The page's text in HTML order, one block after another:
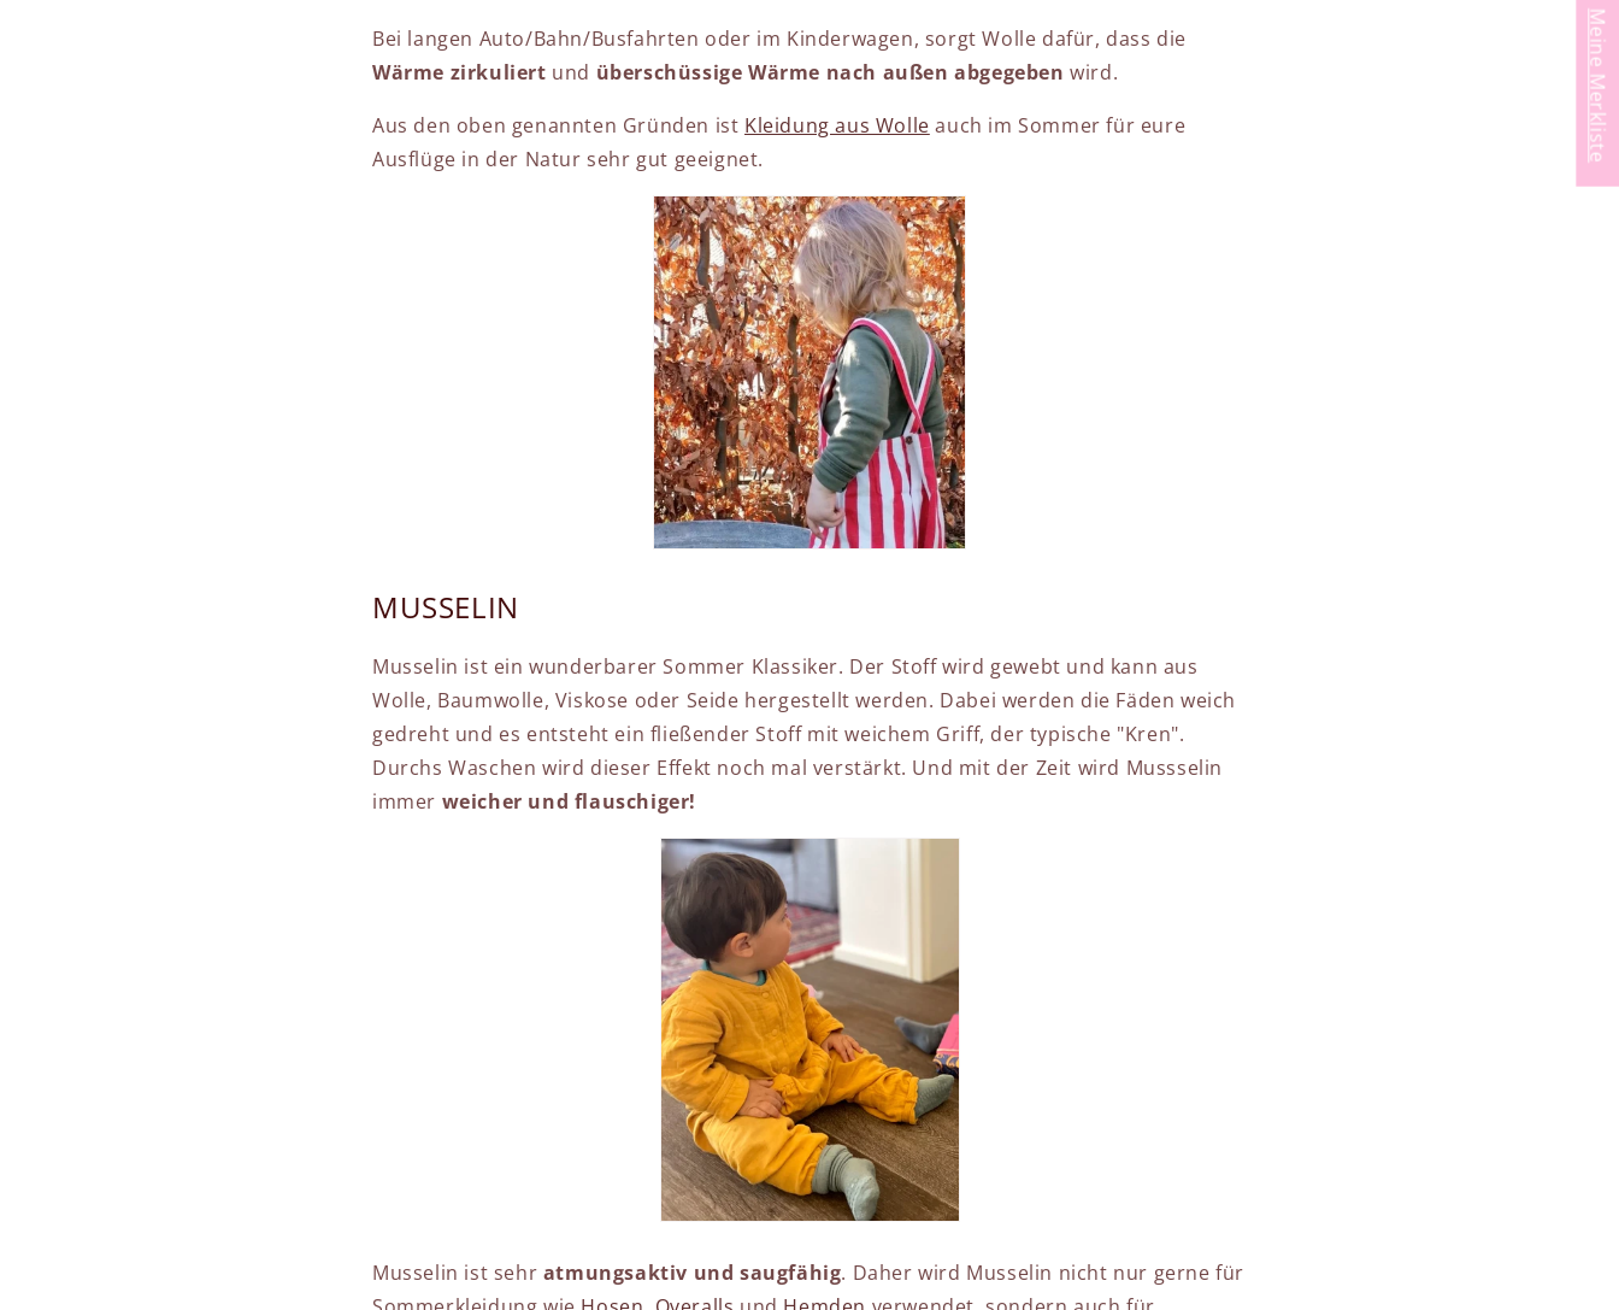
Bei langen Auto/Bahn/Busfahrten oder im Kinderwagen, sorgt Wolle dafür, dass die
Wärme zirkuliert und überschüssige Wärme nach außen abgegeben wird.
Aus den oben genannten Gründen ist Kleidung aus Wolle auch im Sommer für eure
Ausflüge in der Natur sehr gut geeignet.
MUSSELIN
Musselin ist ein wunderbarer Sommer Klassiker. Der Stoff wird gewebt und kann aus
Wolle, Baumwolle, Viskose oder Seide hergestellt werden. Dabei werden die Fäden weich
gedreht und es entsteht ein fließender Stoff mit weichem Griff, der typische "Kren".
Durchs Waschen wird dieser Effekt noch mal verstärkt. Und mit der Zeit wird Mussselin
immer weicher und flauschiger!
Musselin ist sehr atmungsaktiv und saugfähig. Daher wird Musselin nicht nur gerne für
Meine Merkliste